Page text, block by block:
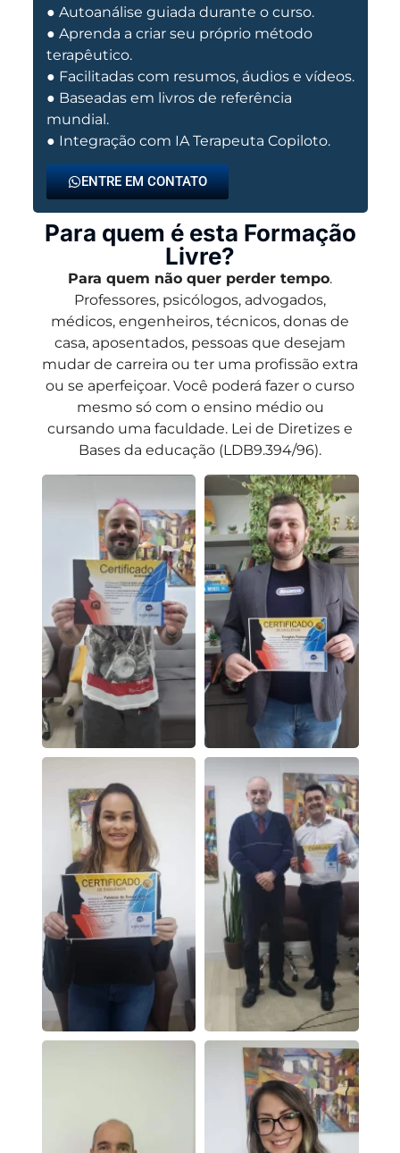
● Autoanálise guiada durante o curso.
● Aprenda a criar seu próprio método
terapêutico.
● Facilitadas com resumos, áudios e vídeos.
● Baseadas em livros de referência
mundial.
● Integração com IA Terapeuta Copiloto.
ENTRE EM CONTATO
Para quem é esta Formação
Livre?
Para quem não quer perder tempo.
Professores, psicólogos, advogados,
médicos, engenheiros, técnicos, donas de
casa, aposentados, pessoas que desejam
mudar de carreira ou ter uma profissão extra
ou se aperfeiçoar. Você poderá fazer o curso
mesmo só com o ensino médio ou
cursando uma faculdade. Lei de Diretizes e
Bases da educação (LDB9.394/96).